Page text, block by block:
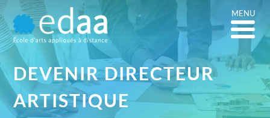
MENU
DEVENIR DIRECTEUR
ARTISTIQUE